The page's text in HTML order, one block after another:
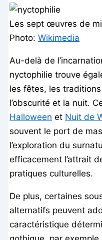
Les sept œuvres de
Photo:Wikimedia
Au-delà de
nyctophilie trouve
les fêtes, les
l’obscurité et la nuit.
Halloween et Nuit de
souvent le port de
l’exploration du
efficacement l’attrait
pratiques culturelles.
De plus, certaines
alternatifs peuvent
caractéristique